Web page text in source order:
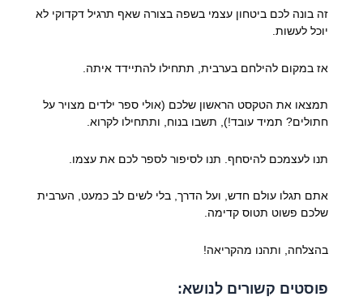
זה בונה לכם ביטחון עצמי בשפה בצורה שאף תרגיל דקדוקי לא
יוכל לעשות.
אז במקום להילחם בערבית, תתחילו להתיידד איתה.
תמצאו את הטקסט הראשון שלכם (אולי ספר ילדים מצויר על
חתולים? תמיד עובד!), תשבו בנוח, ותתחילו לקרוא.
תנו לעצמכם להיסחף. תנו לסיפור לספר לכם את עצמו.
אתם תגלו עולם חדש, ועל הדרך, בלי לשים לב כמעט, הערבית
שלכם פשוט תטוס קדימה.
בהצלחה, ותהנו מהקריאה!
פוסטים קשורים לנושא: